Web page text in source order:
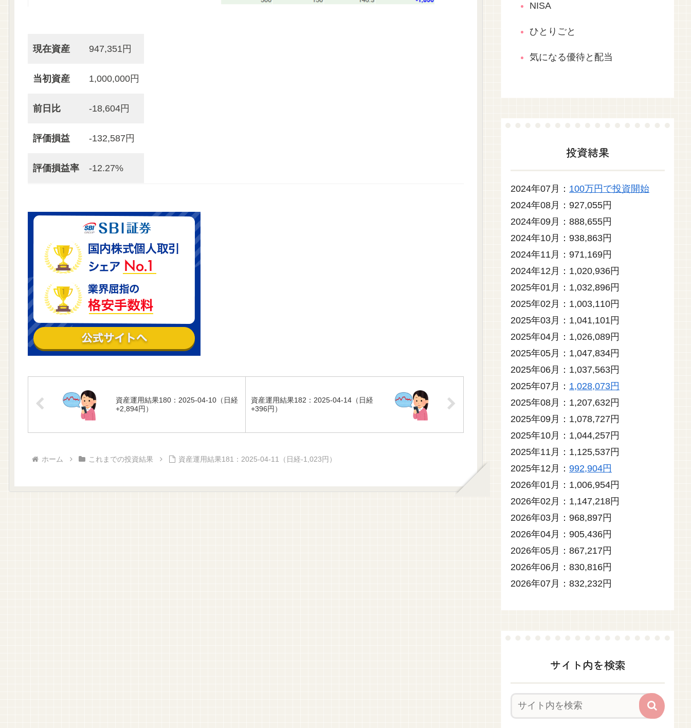
現在資産 947,351円
当初資産 1,000,000円
前日比 -18,604円
評価損益 -132,587円
評価損益率 -12.27%
資産運用結果180：2025-04-10（日経
+2,894円）
資産運用結果182：2025-04-14（日経
+396円）
ホーム これまでの投資結果 資産運用結果181：2025-04-11（日経-1,023円）
NISA
ひとりごと
気になる優待と配当
投資結果
2024年07月： 100万円で投資開始
2024年08月：927,055円
2024年09月：888,655円
2024年10月：938,863円
2024年11月：971,169円
2024年12月：1,020,936円
2025年01月：1,032,896円
2025年02月：1,003,110円
2025年03月：1,041,101円
2025年04月：1,026,089円
2025年05月：1,047,834円
2025年06月：1,037,563円
2025年07月： 1,028,073円
2025年08月：1,207,632円
2025年09月：1,078,727円
2025年10月：1,044,257円
2025年11月：1,125,537円
2025年12月： 992,904円
2026年01月：1,006,954円
2026年02月：1,147,218円
2026年03月：968,897円
2026年04月：905,436円
2026年05月：867,217円
2026年06月：830,816円
2026年07月：832,232円
サイト内を検索